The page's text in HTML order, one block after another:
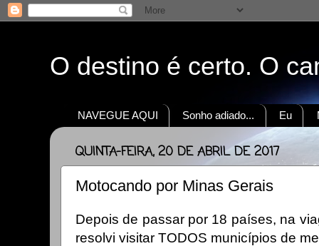
O destino é certo. O
NAVEGUE AQUI Sonho adiado... Eu
QUINTA-FEIRA, 20 DE ABRIL DE 2017
Motocando por Minas Gerais
Depois de passar por 18 países, na
resolvi visitar TODOS municípios de